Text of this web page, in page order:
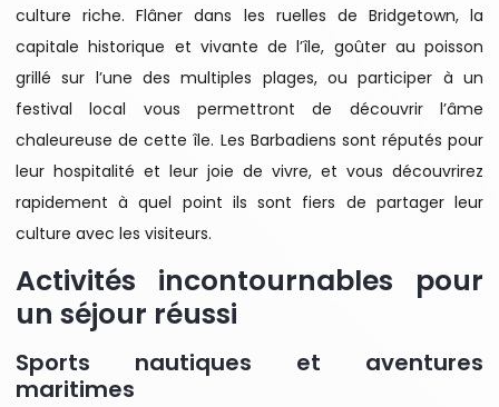
culture riche. Flâner dans les ruelles de Bridgetown, la
capitale historique et vivante de l’île, goûter au poisson
grillé sur l’une des multiples plages, ou participer à un
festival local vous permettront de découvrir l’âme
chaleureuse de cette île. Les Barbadiens sont réputés pour
leur hospitalité et leur joie de vivre, et vous découvrirez
rapidement à quel point ils sont fiers de partager leur
culture avec les visiteurs.
Activités incontournables pour
un séjour réussi
Sports nautiques et aventures
maritimes